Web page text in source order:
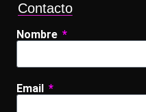
Contacto
Nombre
Email